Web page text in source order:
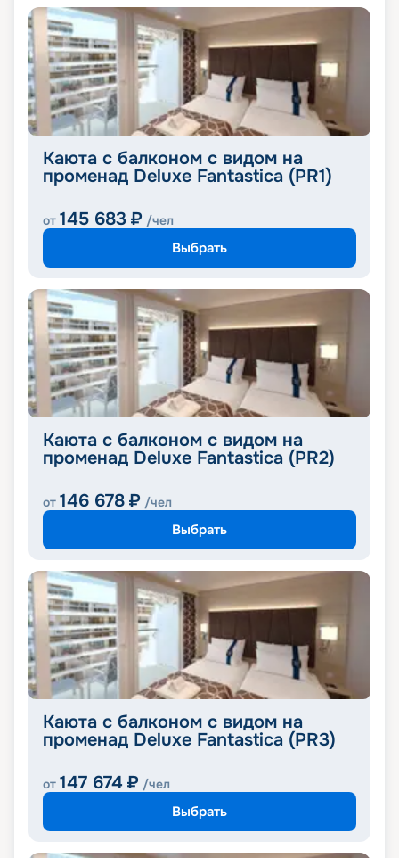
Каюта с балконом с видом на
променад Deluxe Fantastica (PR1)
от 145 683 ₽ /чел
Выбрать
Каюта с балконом с видом на
променад Deluxe Fantastica (PR2)
от 146 678 ₽ /чел
Выбрать
Каюта с балконом с видом на
променад Deluxe Fantastica (PR3)
от 147 674 ₽ /чел
Выбрать